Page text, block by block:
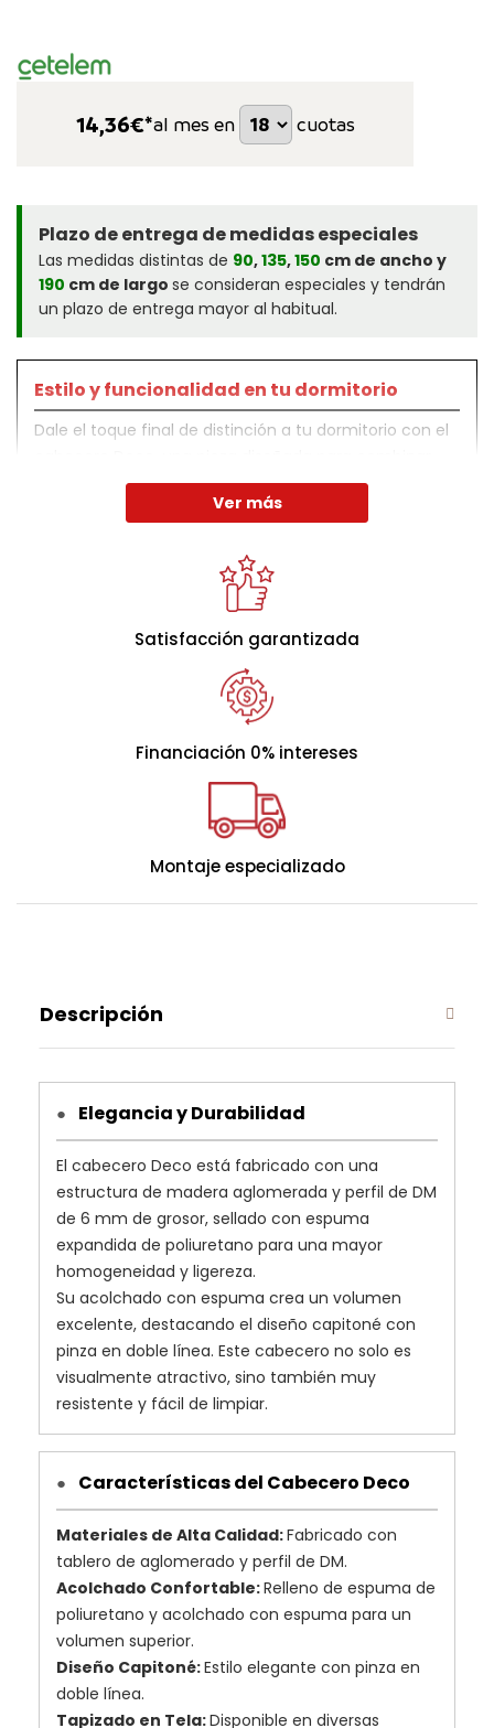
14,36€*al mes en cuotas
Plazo de entrega de medidas especiales
Las medidas distintas de 90,135,150 cm de ancho y
190 cm de largo se consideran especiales y tendrán
un plazo de entrega mayor al habitual.
Estilo y funcionalidad en tu dormitorio
Dale el toque final de distinción a tu dormitorio con el
estilo, calidad y funcionalidad.
disponible en diferentes tonalidades, permitiéndote
elegir la opción que mejor se adapte a la decoración
Composición de calidad
- Esqueleto con estructura de aglomerado de 25 mm
en barras de 70 mm.
- Relleno realizado con fibra termofusionada.
Ver más
Satisfacción garantizada
Financiación 0% intereses
Montaje especializado
Descripción
● Elegancia y Durabilidad
El cabecero Deco está fabricado con una
estructura de madera aglomerada y perfil de DM
de 6 mm de grosor, sellado con espuma
expandida de poliuretano para una mayor
homogeneidad y ligereza.
Su acolchado con espuma crea un volumen
excelente, destacando el diseño capitoné con
pinza en doble línea. Este cabecero no solo es
visualmente atractivo, sino también muy
resistente y fácil de limpiar.
● Características del Cabecero Deco
Materiales de Alta Calidad:Fabricado con
tablero de aglomerado y perfil de DM.
Acolchado Confortable:Relleno de espuma de
poliuretano y acolchado con espuma para un
volumen superior.
Diseño Capitoné:Estilo elegante con pinza en
doble línea.
Tapizado en Tela:Disponible en diversas